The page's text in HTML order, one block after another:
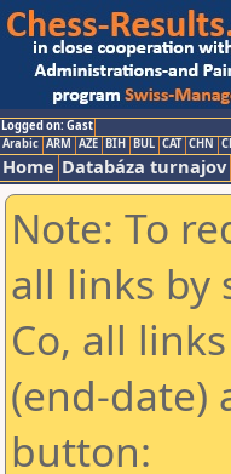
Logged on: Gast
Arabic ARM AZE BIH BUL CAT CHN
Home Databáza turnajov
Note: To
all links by
Co, all
(end-date)
button: